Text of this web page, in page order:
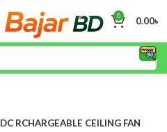
0 0.00৳
RCHARGEABLE CEILING FAN